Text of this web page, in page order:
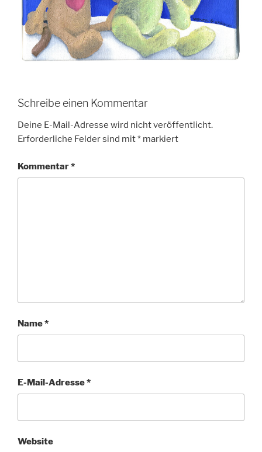
Schreibe einen Kommentar
Deine E-Mail-Adresse wird nicht veröffentlicht.
Erforderliche Felder sind mit* markiert
Kommentar*
Name*
E-Mail-Adresse*
Website